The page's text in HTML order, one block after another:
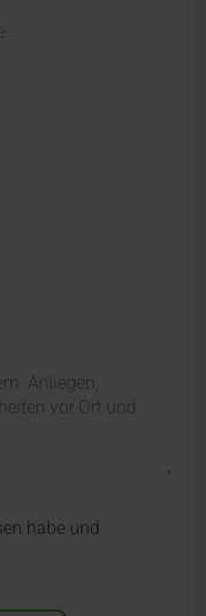
habe und